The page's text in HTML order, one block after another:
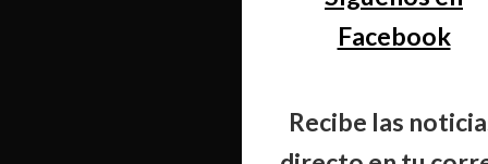
Facebook
Recibe las